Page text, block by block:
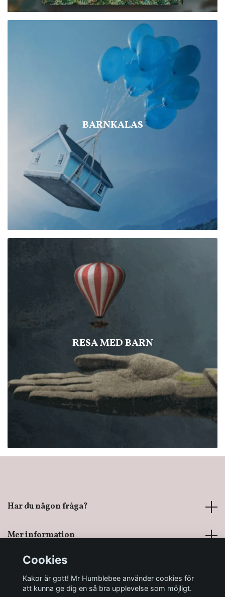
BARNKALAS
RESA MED BARN
Har du någon fråga?
Mer information
Sociala medier
Cookies
Kakor är gott! Mr Humblebee använder cookies för
att kunna ge dig en så bra upplevelse som möjligt.